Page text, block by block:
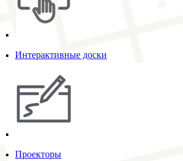
Интерактивные доски
Проекторы